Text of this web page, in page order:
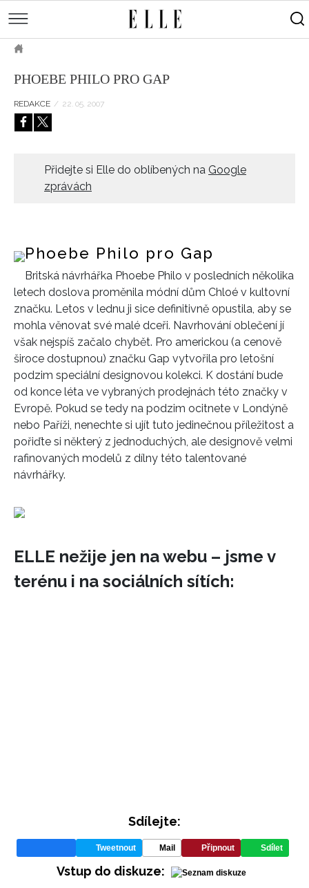
Přejít
hlavnímu
Street
Módní
měsíce
o
a
LIFESTYLE
Kulturní
tipy
Dekor
Cestování
Empowerment
Sluneční
Čínský
Keltský
Indiánský
Novinky
Styl
Rozhovory
ELLE BEAUTY LOUNGE
ELLE STORIES
ELLE WOMEN AWARDS
ELLE DECORATION
HOME
PHOEBE PHILO PRO GAP
REDAKCE / 22. 05. 2007
Přidejte si Elle do oblíbených na Google
zprávách
Phoebe Philo pro Gap
Britská návrhářka Phoebe Philo v posledních několika
letech doslova proměnila módní dům Chloé v kultovní
značku. Letos v lednu ji sice definitivně opustila, aby se
mohla věnovat své malé dceři. Navrhování oblečení jí
však nejspíš začalo chybět. Pro americkou (a cenově
široce dostupnou) značku Gap vytvořila pro letošní
podzim speciální designovou kolekci. K dostání bude
od konce léta ve vybraných prodejnách této značky v
Evropě. Pokud se tedy na podzim ocitnete v Londýně
nebo Paříži, nenechte si ujít tuto jedinečnou příležitost a
pořiďte si některý z jednoduchých, ale designově velmi
rafinovaných modelů z dílny této talentované
návrhářky.
ELLE nežije jen na webu – jsme v
terénu i na sociálních sítích:
Sdílejte:
Tweetnout Mail Připnout Sdílet
Vstup do diskuze: